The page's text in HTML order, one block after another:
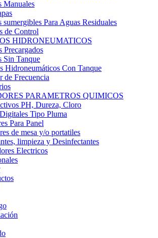
Manuales
sumergibles Para Aguas Residuales
de Control
HIDRONEUMATICOS
Precargados
Sin Tanque
Hidroneumáticos Con Tanque
de Frecuencia
PARAMETROS QUIMICOS
PH, Dureza, Cloro
Tipo Pluma
Para Panel
de mesa y/o portatiles
limpieza y Desinfectantes
Electricos